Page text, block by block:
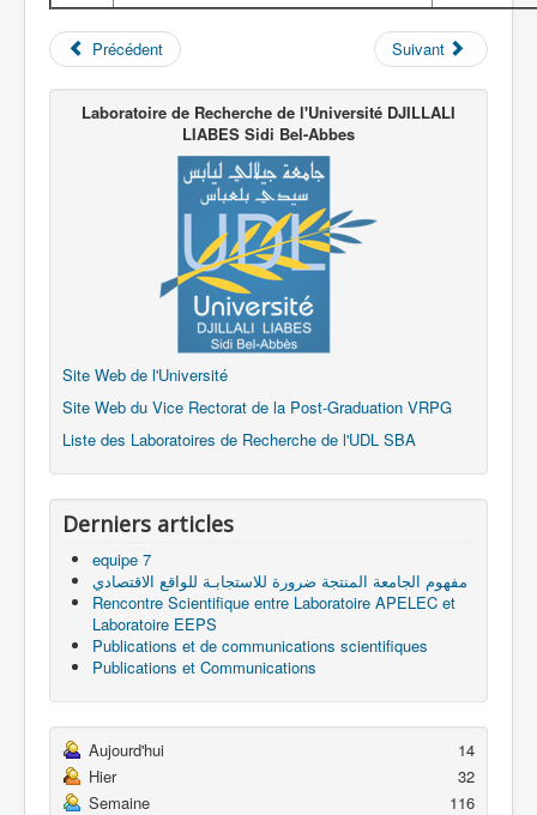
Précédent Suivant
Laboratoire de Recherche de l'Université DJILLALI
LIABES Sidi Bel-Abbes
Site Web de l'Université
Site Web du Vice Rectorat de la Post-Graduation VRPG
Liste des Laboratoires de Recherche de l'UDL SBA
Derniers articles
equipe 7
مفهوم الجامعة المنتجة ضرورة للاستجابـة للواقع الاقتصادي
Rencontre Scientifique entre Laboratoire APELEC et
Laboratoire EEPS
Publications et de communications scientifiques
Publications et Communications
Aujourd'hui
14
Hier
32
Semaine
116